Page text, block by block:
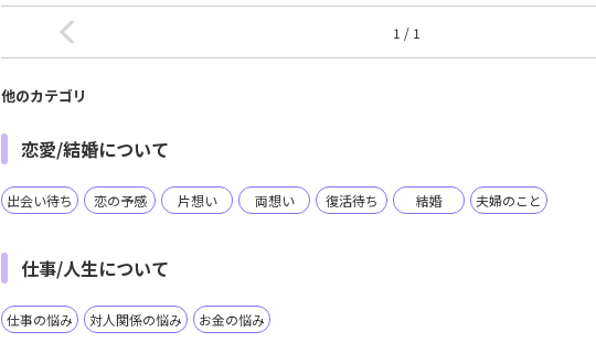
1 / 1
他のカテゴリ
恋愛/結婚について
出会い待ち 恋の予感 片想い 両想い 復活待ち 結婚 夫婦のこと
仕事/人生について
仕事の悩み 対人関係の悩み お金の悩み